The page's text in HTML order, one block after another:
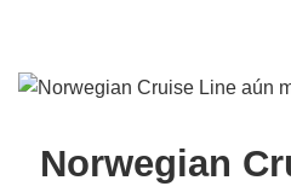
Norwegian